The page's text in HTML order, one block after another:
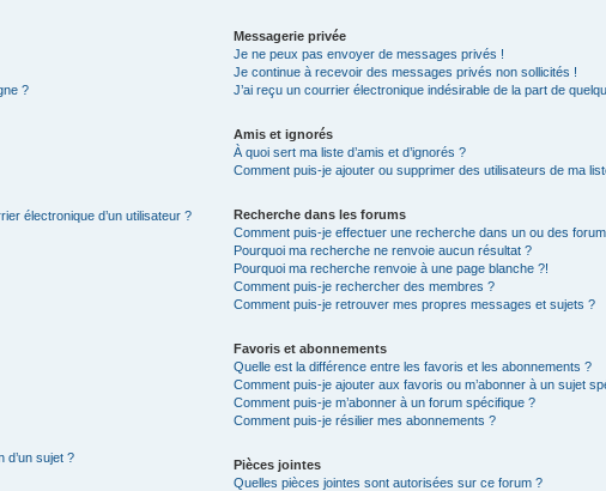
?
électronique d’un utilisateur ?
d’un sujet ?
Messagerie privée
Je ne peux pas envoyer de messages privés !
Je continue à recevoir des messages privés non sollicités !
J’ai reçu un courrier électronique indésirable de la part de
Amis et ignorés
À quoi sert ma liste d’amis et d’ignorés ?
Comment puis-je ajouter ou supprimer des utilisateurs de ma
Recherche dans les forums
Comment puis-je effectuer une recherche dans un ou des
Pourquoi ma recherche ne renvoie aucun résultat ?
Pourquoi ma recherche renvoie à une page blanche ?!
Comment puis-je rechercher des membres ?
Comment puis-je retrouver mes propres messages et sujets ?
Favoris et abonnements
Quelle est la différence entre les favoris et les abonnements ?
Comment puis-je ajouter aux favoris ou m’abonner à un sujet
Comment puis-je m’abonner à un forum spécifique ?
Comment puis-je résilier mes abonnements ?
Pièces jointes
Quelles pièces jointes sont autorisées sur ce forum ?